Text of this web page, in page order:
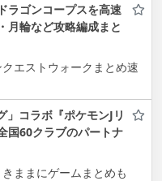
ラゴンコープスを高速
月輪など攻略編成まと
クエストウォークまとめ速
」コラボ『ポケモンJリ
国60クラブのパートナ
ままにゲームまとめも